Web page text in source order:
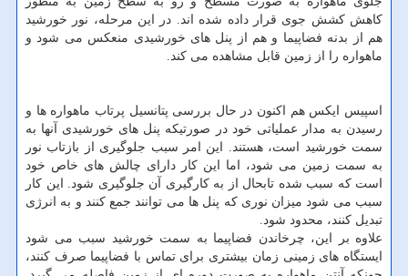
کاهش کشش جوی قرار داده شده اند. در این مرحله، نور خورشید
هم از بدنه فضاپیما و هم از پنل های خورشیدی منعکس می شود و
ماهواره را از زمین قابل مشاهده می کند.
اسپیس ایکس هم اکنون در حال بررسی پتانسیل پرتاب ماهواره ها و
رسیدن به مدار عملیاتی خود در صورتیکه پنل های خورشیدی آنها به
سمت خورشید است، هستند. این امر سبب جلوگیری از بازتاب نور
به سمت زمین می شود، اما این کار دارای چالش های خاص خود
است که سبب شده تابحال از به کارگیری آن جلوگیری شود. این کار
سبب می شود میزان نوری که پنل ها می توانند جمع کنند و به انرژی
تبدیل کنند، محدود شود.
علاوه بر این، چرخاندن فضاپیما به سمت خورشید سبب می شود
ایستگاه های زمینی زمان بیشتری برای تماس با فضاپیما صرف کنند،